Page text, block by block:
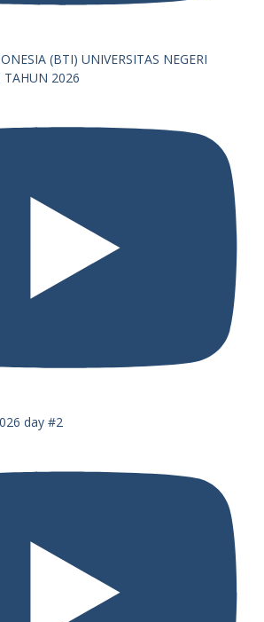
(BTI) UNIVERSITAS NEGERI
TAHUN 2026
day #2